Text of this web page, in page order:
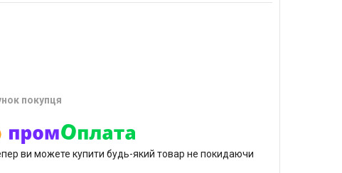
покупця
ви можете купити будь-який товар не покидаючи